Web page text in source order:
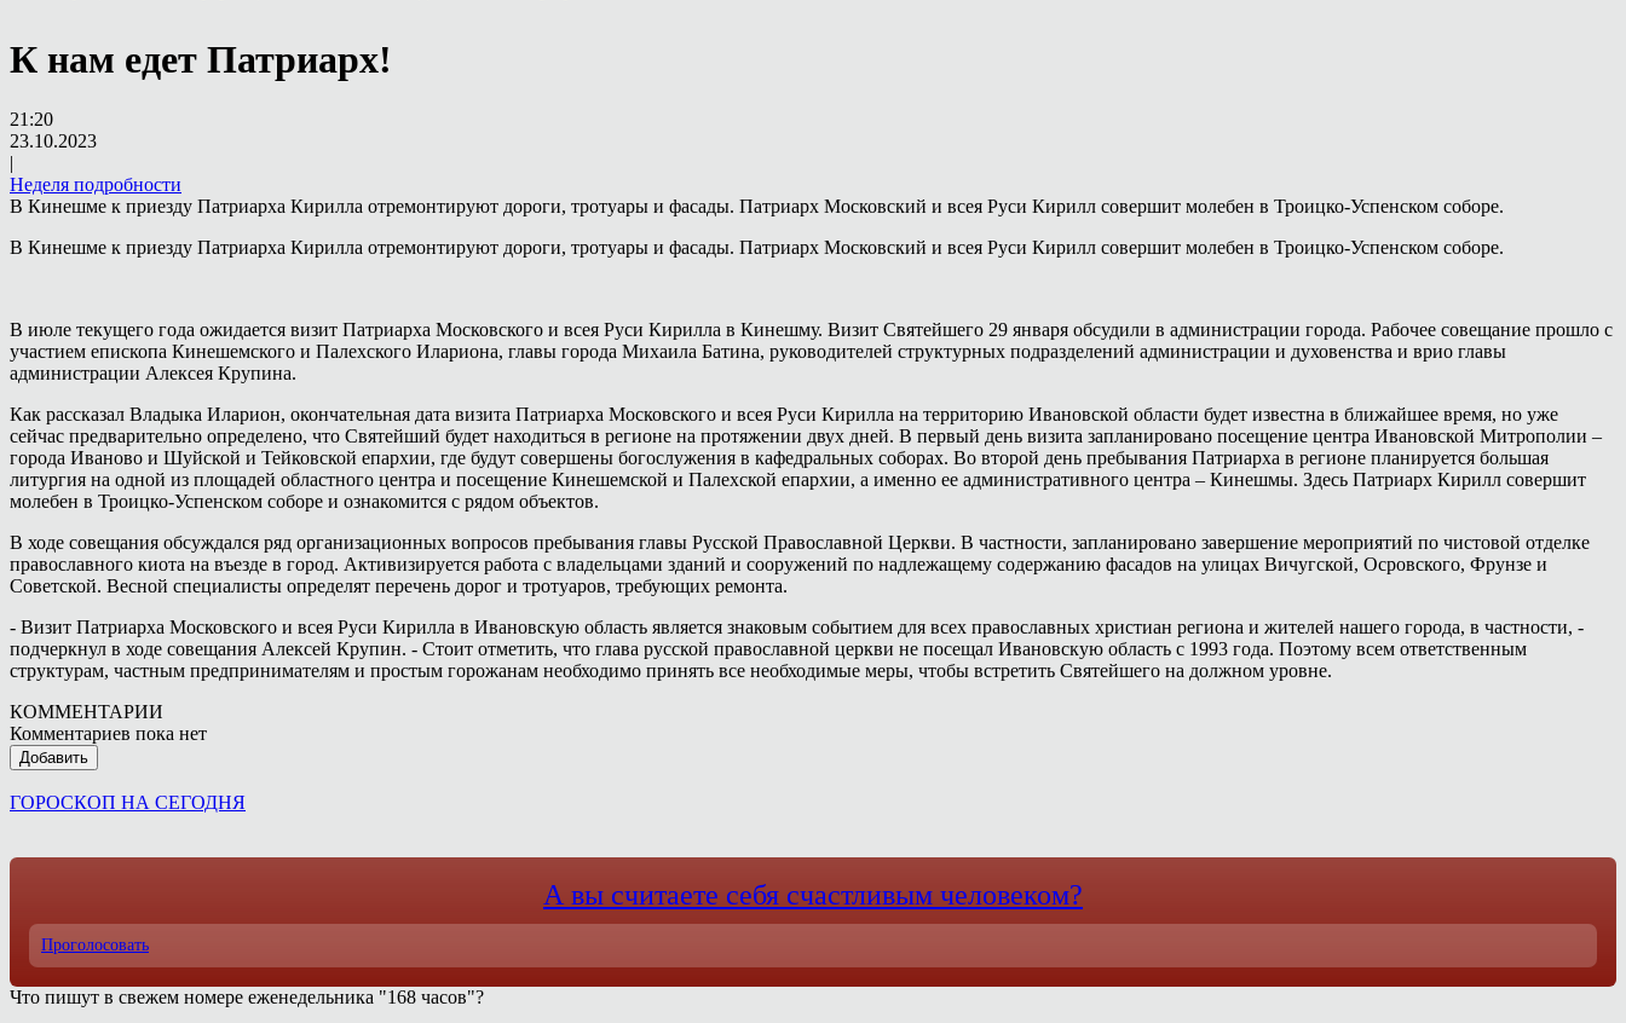
К нам едет Патриарх!
21:20
23.10.2023
|
Неделя подробности
В Кинешме к приезду Патриарха Кирилла отремонтируют дороги, тротуары и фасады. Патриарх Московский и всея Руси Кирилл совершит молебен в Троицко-Успенском соборе.
В Кинешме к приезду Патриарха Кирилла отремонтируют дороги, тротуары и фасады. Патриарх Московский и всея Руси Кирилл совершит молебен в Троицко-Успенском соборе.
В июле текущего года ожидается визит Патриарха Московского и всея Руси Кирилла в Кинешму. Визит Святейшего 29 января обсудили в администрации города. Рабочее совещание прошло с
участием епископа Кинешемского и Палехского Илариона, главы города Михаила Батина, руководителей структурных подразделений администрации и духовенства и врио главы
администрации Алексея Крупина.
Как рассказал Владыка Иларион, окончательная дата визита Патриарха Московского и всея Руси Кирилла на территорию Ивановской области будет известна в ближайшее время, но уже
сейчас предварительно определено, что Святейший будет находиться в регионе на протяжении двух дней. В первый день визита запланировано посещение центра Ивановской Митрополии –
города Иваново и Шуйской и Тейковской епархии, где будут совершены богослужения в кафедральных соборах. Во второй день пребывания Патриарха в регионе планируется большая
литургия на одной из площадей областного центра и посещение Кинешемской и Палехской епархии, а именно ее административного центра – Кинешмы. Здесь Патриарх Кирилл совершит
молебен в Троицко-Успенском соборе и ознакомится с рядом объектов.
В ходе совещания обсуждался ряд организационных вопросов пребывания главы Русской Православной Церкви. В частности, запланировано завершение мероприятий по чистовой отделке
православного киота на въезде в город. Активизируется работа с владельцами зданий и сооружений по надлежащему содержанию фасадов на улицах Вичугской, Осровского, Фрунзе и
Советской. Весной специалисты определят перечень дорог и тротуаров, требующих ремонта.
- Визит Патриарха Московского и всея Руси Кирилла в Ивановскую область является знаковым событием для всех православных христиан региона и жителей нашего города, в частности, -
подчеркнул в ходе совещания Алексей Крупин. - Стоит отметить, что глава русской православной церкви не посещал Ивановскую область с 1993 года. Поэтому всем ответственным
структурам, частным предпринимателям и простым горожанам необходимо принять все необходимые меры, чтобы встретить Святейшего на должном уровне.
КОММЕНТАРИИ
Комментариев пока нет
Добавить
ГОРОСКОП НА СЕГОДНЯ
А вы считаете себя счастливым человеком?
Проголосовать
Что пишут в свежем номере еженедельника "168 часов"?